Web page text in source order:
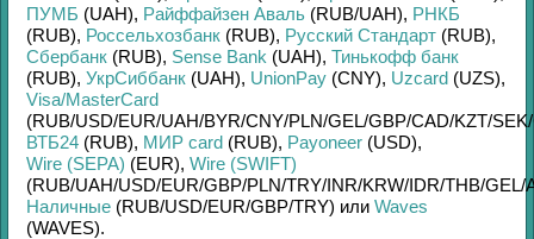
ПУМБ (UAH), Райффайзен Аваль (RUB/UAH), РНКБ
(RUB), Россельхозбанк (RUB), Русский Стандарт (RUB),
Сбербанк (RUB), Sense Bank (UAH), Тинькофф банк
(RUB), УкрСиббанк (UAH), UnionPay (CNY), Uzcard (UZS),
Visa/MasterCard
(RUB/USD/EUR/UAH/BYR/CNY/PLN/GEL/GBP/CAD/KZT/SEK/
ВТБ24 (RUB), МИР card (RUB), Payoneer (USD),
Wire (SEPA) (EUR), Wire (SWIFT)
(RUB/UAH/USD/EUR/GBP/PLN/TRY/INR/KRW/IDR/THB/GEL/
Наличные (RUB/USD/EUR/GBP/TRY) или Waves
(WAVES).